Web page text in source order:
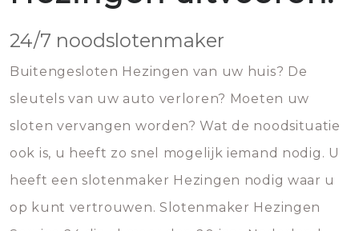
24/7 noodslotenmaker
Buitengesloten Hezingen van uw huis? De
sleutels van uw auto verloren? Moeten uw
sloten vervangen worden? Wat de noodsituatie
ook is, u heeft zo snel mogelijk iemand nodig. U
heeft een slotenmaker Hezingen nodig waar u
op kunt vertrouwen. Slotenmaker Hezingen